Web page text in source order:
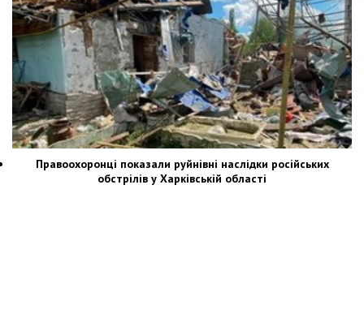
Правоохоронці показали руйнівні наслідки російських
обстрілів у Харківській області